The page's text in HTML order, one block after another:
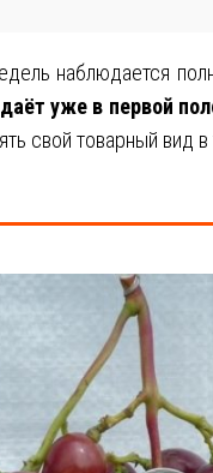
наблюдается
уже в первой
свой товарный вид в